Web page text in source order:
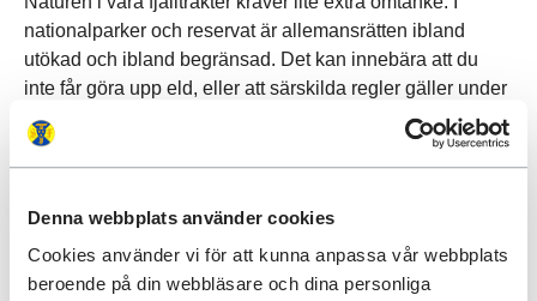
Denna webbplats använder cookies
Cookies använder vi för att kunna anpassa vår webbplats
beroende på din webbläsare och dina personliga
nationalparker och reservat är allemansrätten ibland
utökad och ibland begränsad. Det kan innebära att du
inte får göra upp eld, eller att särskilda regler gäller under
din
. I områden med renskötsel bör
du hålla hunden kopplad under hela året. Det ärviktigt
att inte skrämma eller gå för nära renen, vilket givetvis
Du får plocka blommor och bär, men kom ihåg att det
finns många fridlysta arter, både i fjällvärlden och i övriga